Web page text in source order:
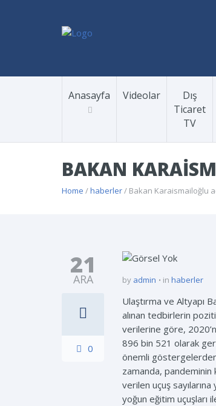
Anasayfa Videolar
Dış
Ticaret
TV
BAKAN
Home /haberler/ Bakan Karaismailoğlu
21
ARA
0
by admin in haberler
Ulaştırma ve Altyapı
alınan tedbirlerin
verilerine göre,
896 bin 521 olarak
önemli göstergelerden
zamanda, pandeminin
verilen uçuş
yoğun eğitim uçuşları